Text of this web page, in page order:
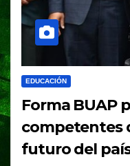
EDUCACIÓN
Forma BUAP
competentes
futuro del